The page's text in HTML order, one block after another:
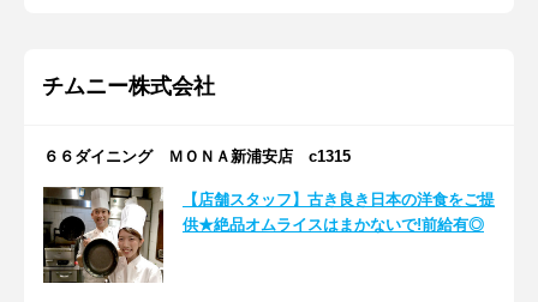
チムニー株式会社
６６ダイニング ＭＯＮＡ新浦安店 c1315
【店舗スタッフ】古き良き日本の洋食をご提
供★絶品オムライスはまかないで!前給有◎